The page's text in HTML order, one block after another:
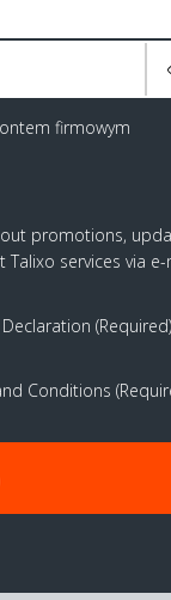
firmowym
promotions,
services via e-
Required
Conditions